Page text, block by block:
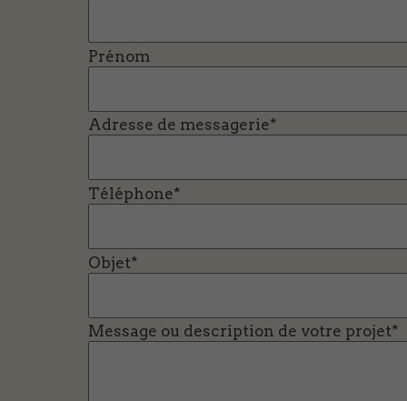
Prénom
Adresse de messagerie*
Téléphone*
Objet*
Message ou description de votre projet*